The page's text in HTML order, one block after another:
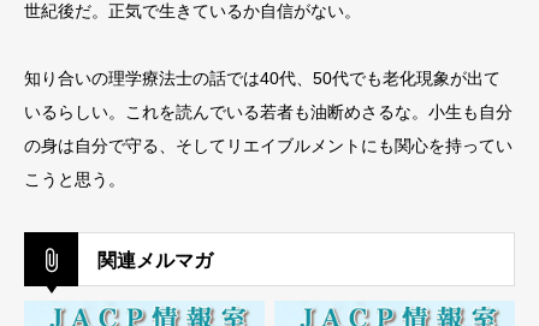
世紀後だ。正気で生きているか自信がない。
知り合いの理学療法士の話では40代、50代でも老化現象が出て
いるらしい。これを読んでいる若者も油断めさるな。小生も自分
の身は自分で守る、そしてリエイブルメントにも関心を持ってい
こうと思う。
関連メルマガ